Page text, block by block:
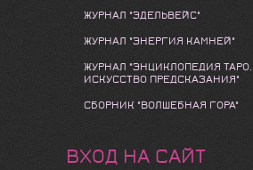
ЖУРНАЛ "ЭДЕЛЬВЕЙС"
ЖУРНАЛ "ЭНЕРГИЯ КАМНЕЙ"
ЖУРНАЛ "ЭНЦИКЛОПЕДИЯ ТАРО.
ИСКУССТВО ПРЕДСКАЗАНИЯ"
СБОРНИК "ВОЛШЕБНАЯ ГОРА"
ВХОД НА САЙТ